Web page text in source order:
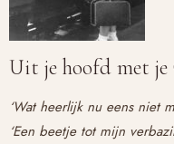
Uit je hoofd met je
‘Wat heerlijk nu eens niet
‘Een beetje tot mijn